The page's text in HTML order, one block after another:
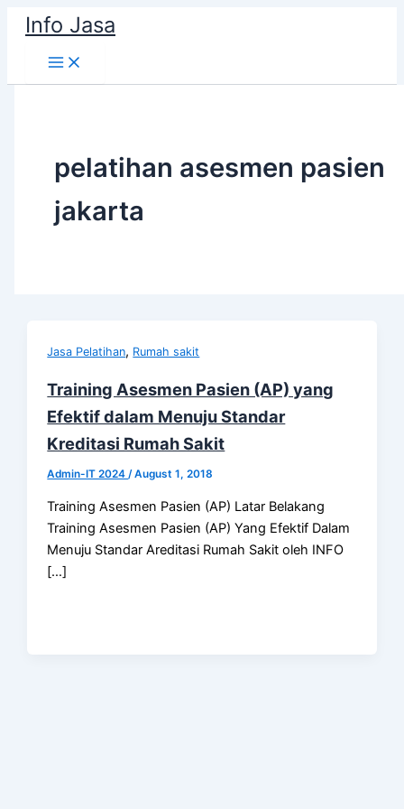
Skip
content
Info Jasa
pelatihan asesmen pasien
jakarta
Jasa Pelatihan, Rumah sakit
Training Asesmen Pasien (AP) yang
Efektif dalam Menuju Standar
Kreditasi Rumah Sakit
Admin-IT 2024/August 1, 2018
Training Asesmen Pasien (AP) Latar Belakang
Training Asesmen Pasien (AP) Yang Efektif Dalam
Menuju Standar Areditasi Rumah Sakit oleh INFO
[…]